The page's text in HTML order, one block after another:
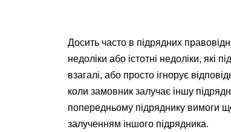
Досить часто в підрядних
недоліки або істотні недоліки, які
взагалі, або просто ігнорує
коли замовник залучає іншу
попередньому підряднику вимоги
залученням іншого підрядника.